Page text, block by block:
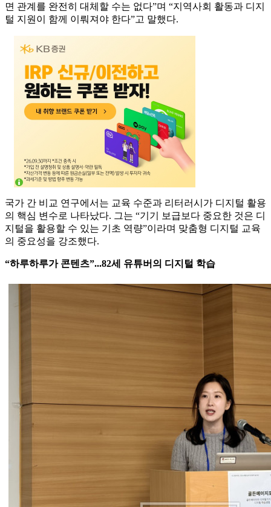
면 관계를 완전히 대체할 수는 없다”며 “지역사회 활동과 디지
털 지원이 함께 이뤄져야 한다”고 말했다.
국가 간 비교 연구에서는 교육 수준과 리터러시가 디지털 활용
의 핵심 변수로 나타났다. 그는 “기기 보급보다 중요한 것은 디
지털을 활용할 수 있는 기초 역량”이라며 맞춤형 디지털 교육
의 중요성을 강조했다.
“하루하루가 콘텐츠”...82세 유튜버의 디지털 학습